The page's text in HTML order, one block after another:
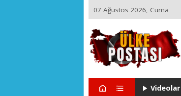
07 Ağustos 2026, Cuma
Videolar